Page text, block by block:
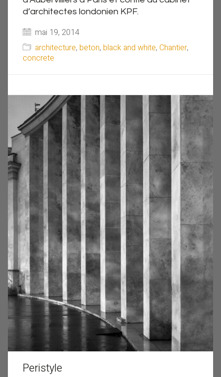
d’architectes londonien KPF.
mai 19, 2014
architecture, beton, black and white, Chantier,
concrete
Peristyle